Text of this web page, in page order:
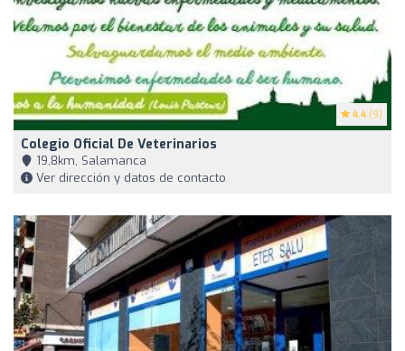
4.4 (9)
Colegio Oficial De Veterinarios
19,8km, Salamanca
Ver dirección y datos de contacto